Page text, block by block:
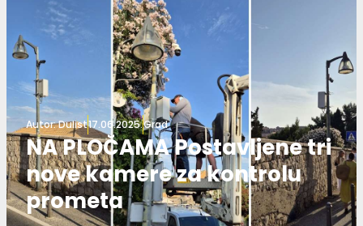
Autor:Dulist17.06.2025.Grad
NA PLOČAMA Postavljene tri
nove kamere za kontrolu
prometa